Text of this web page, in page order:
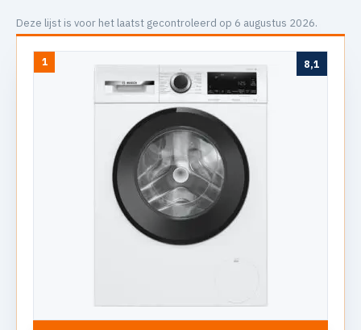
Deze lijst is voor het laatst gecontroleerd op 6 augustus 2026.
1 8,1